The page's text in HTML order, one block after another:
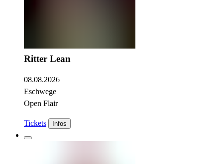
Ritter Lean
08.08.2026
Eschwege
Open Flair
Tickets Infos